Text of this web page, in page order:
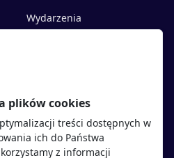
Wydarzenia
Polityka cookies
Polityka prywatności
plików cookies
treści dostępnych w
ich do Państwa
z informacji